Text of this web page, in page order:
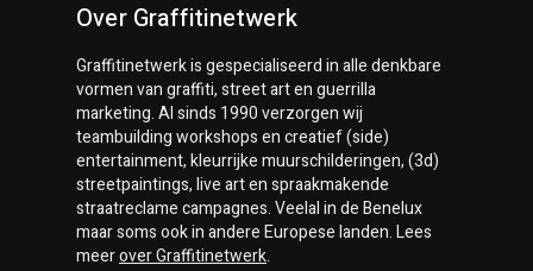
Over Graffitinetwerk
Graffitinetwerkis gespecialiseerd in alle denkbare
vormen van graffiti, street art en guerrilla
marketing. Al sinds 1990 verzorgen wij
teambuilding workshops en creatief (side)
entertainment, kleurrijke muurschilderingen, (3d)
streetpaintings, live art en spraakmakende
straatreclame campagnes. Veelal in de Benelux
maar soms ook in andere Europese landen. Lees
meeroverGraffitinetwerk.